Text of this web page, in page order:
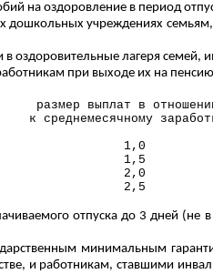
на оздоровление в период
дошкольных учреждениях
оздоровительные лагеря
при выходе их на
размер выплат в
к среднемесячному
1,0
1,5
2,0
2,5
отпуска до 3 дней (не
минимальным
и работникам, ставшими